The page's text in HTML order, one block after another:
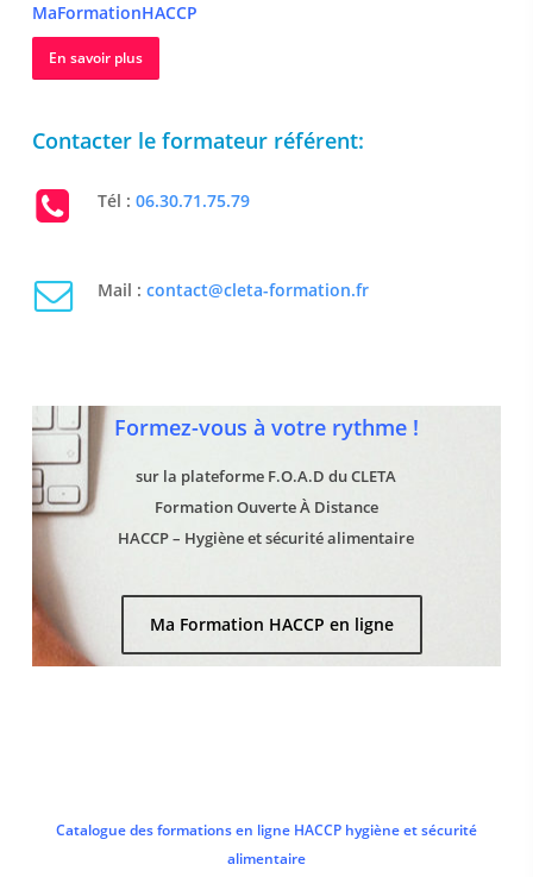
MaFormationHACCP
En savoir plus
Contacter le formateur référent:
Tél :06.30.71.75.79
Mail :contact@cleta-formation.fr
Formez-vous à votre rythme !
sur la plateforme F.O.A.D du CLETA
Formation Ouverte À Distance
HACCP – Hygiène et sécurité alimentaire
Ma Formation HACCP en ligne
Catalogue des formations en ligne HACCP hygiène et sécurité
alimentaire